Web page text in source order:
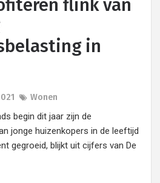
flink van
in
Wonen
begin dit jaar zijn de
jonge huizenkopers in de leeftijd
gegroeid, blijkt uit cijfers van De